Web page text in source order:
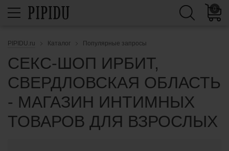
0
PIPIDU.ru Каталог Популярные запросы
СЕКС-ШОП ИРБИТ,
СВЕРДЛОВСКАЯ ОБЛАСТЬ
- МАГАЗИН ИНТИМНЫХ
ТОВАРОВ ДЛЯ ВЗРОСЛЫХ